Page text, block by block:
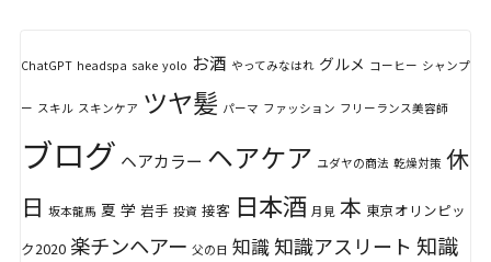
ChatGPT headspa sake yolo お酒 やってみなはれ グルメ コーヒー シャンプ
ー スキル スキンケア ツヤ髪 パーマ ファッション フリーランス美容師
ブログ ヘアカラー ヘアケア ユダヤの商法 乾燥対策 休
日 坂本龍馬 夏 学 岩手 投資 接客 日本酒 月見 本 東京オリンピッ
ク2020 楽チンヘアー 父の日 知識 知識アスリート 知識